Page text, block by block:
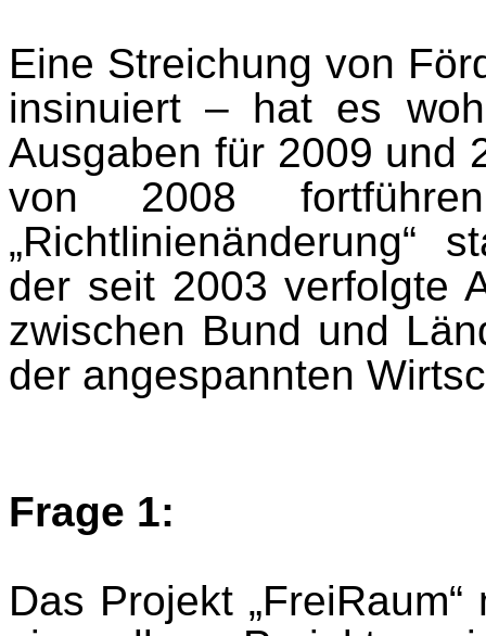
Eine Streichung von
insinuiert – hat es
Ausgaben für 2009 und
von 2008
„Richtlinienänderung“
der seit 2003 verfolgte
zwischen Bund und
der angespannten
Frage 1:
Das Projekt